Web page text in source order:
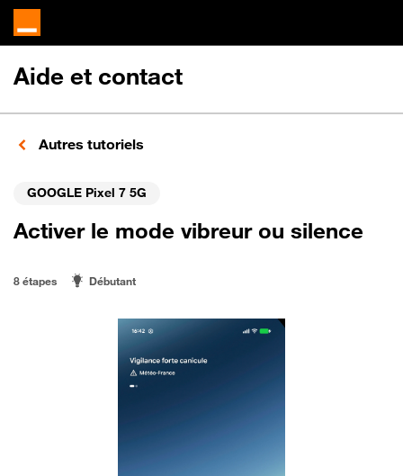
Aide et contact
Autres tutoriels
GOOGLE Pixel 7 5G
Activer le mode vibreur ou silence
8 étapes Débutant